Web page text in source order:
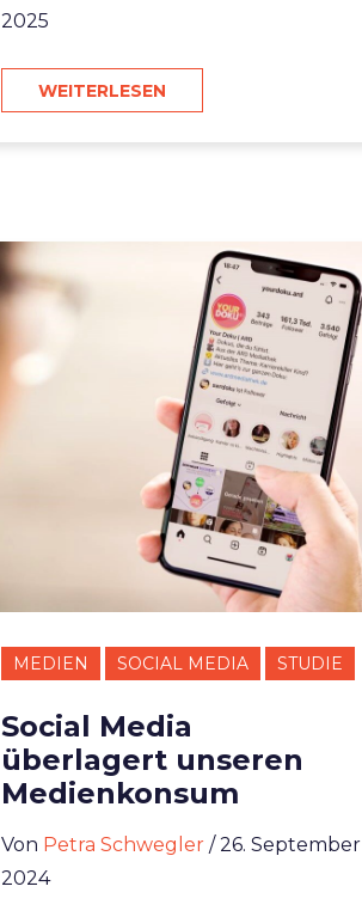
2025
WEITERLESEN
MEDIEN SOCIAL MEDIA STUDIE
Social Media
überlagert unseren
Medienkonsum
Von Petra Schwegler/ 26. September
2024